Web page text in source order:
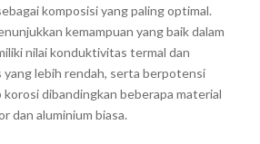
komposisi yang paling optimal.
kemampuan yang baik dalam
nilai konduktivitas termal dan
yang lebih rendah, serta berpotensi
dibandingkan beberapa material
dan aluminium biasa.